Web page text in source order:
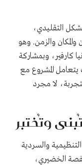
التقليدي،
والزمن. وهو
وبمشاركة
المشروع مع
لا مجرد
وتُختبر
والسردية
الخضيري،